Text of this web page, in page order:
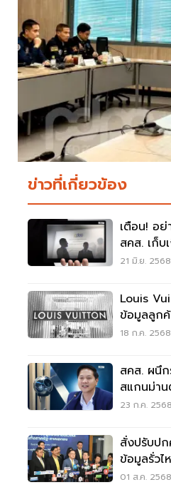
ข่าวที่เกี่ยวข้อง
เตือน! อย่
สคส. เก็บ
21 มิ.ย.
Louis
ข้อมูลลูกค้
โยงกลุ่ม
18 ก.ค.
สคส. ผนึ
สแกนม่า
ปโต
23 ก.ค.
สั่งปรับป
ข้อมูลรั่วไ
01 ส.ค.